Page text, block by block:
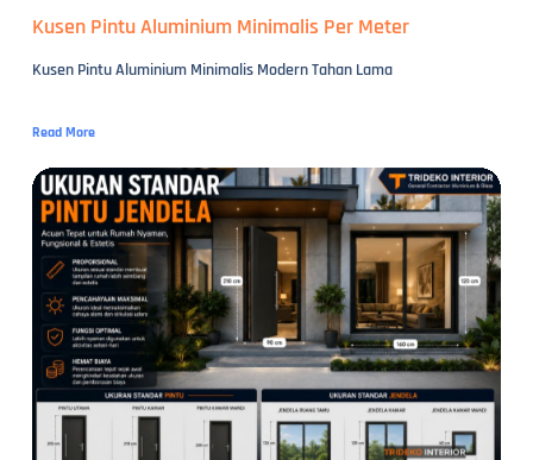
Kusen Pintu Aluminium Minimalis Per Meter
Kusen Pintu Aluminium Minimalis Modern Tahan Lama
Read More